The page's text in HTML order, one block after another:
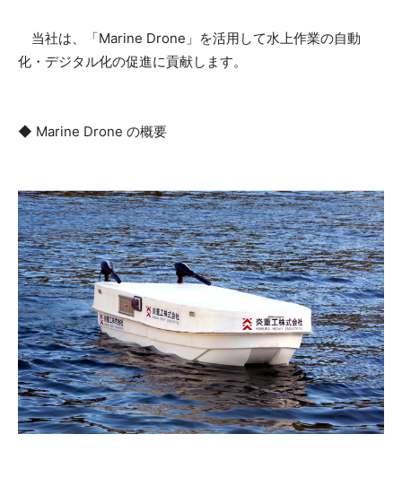
当社は、「Marine Drone」を活用して水上作業の自動
化・デジタル化の促進に貢献します。
◆ Marine Drone の概要